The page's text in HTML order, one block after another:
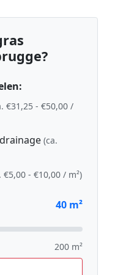
€31,25 - €50,00 /
(ca.
€5,00 - €10,00 / m²)
40 m²
200 m²